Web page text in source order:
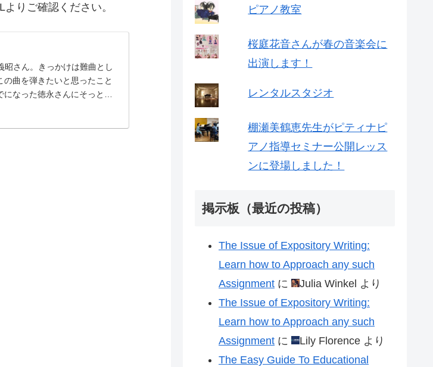
りご確認ください。
昭さん。きっかけは難曲とし
曲を弾きたいと思ったこと
なった徳永さんにそっと付
ピアノ教室
桜庭花音さんが春の音楽会に
出演します！
レンタルスタジオ
棚瀬美鶴恵先生がピティナピ
アノ指導セミナー公開レッス
ンに登場しました！
掲示板（最近の投稿）
The Issue of Expository Writing:
Learn how to Approach any such
Assignment に Julia Winkel より
The Issue of Expository Writing:
Learn how to Approach any such
Assignment に Lily Florence より
The Easy Guide To Educational